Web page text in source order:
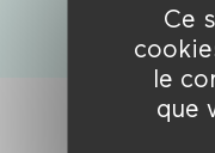
Ce
le
que